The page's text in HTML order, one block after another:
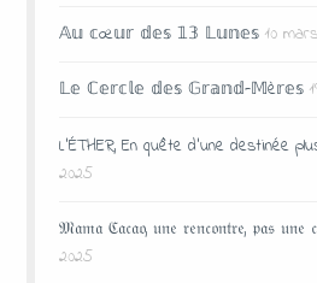
𝔸𝕦 𝕔œ𝕦𝕣 𝕕𝕖𝕤 𝟙𝟛 𝕃𝕦𝕟𝕖𝕤 10
𝕃𝕖 ℂ𝕖𝕣𝕔𝕝𝕖 𝕕𝕖𝕤 𝔾𝕣𝕒𝕟𝕕-𝕄è𝕣𝕖𝕤
L’ÉTHER, En quête d’une destinée
2025
𝔐𝔞𝔪𝔞 ℭ𝔞𝔠𝔞𝔬, 𝔲𝔫𝔢 𝔯𝔢𝔫𝔠𝔬𝔫𝔱𝔯𝔢, 𝔭𝔞𝔰 𝔲𝔫𝔢
2025